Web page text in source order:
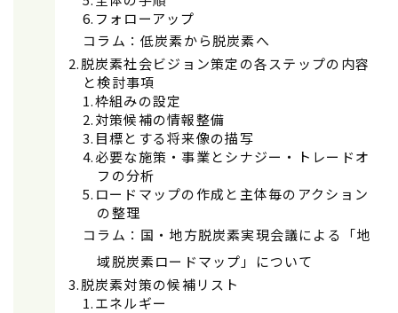
フォローアップ
コラム：低炭素から脱炭素へ
脱炭素社会ビジョン策定の各ステップの内容
と検討事項
枠組みの設定
対策候補の情報整備
⽬標とする将来像の描写
必要な施策・事業とシナジー・トレードオ
フの分析
ロードマップの作成と主体毎のアクション
の整理
コラム：国・地方脱炭素実現会議による「地
域脱炭素ロードマップ」について
脱炭素対策の候補リスト
エネルギー